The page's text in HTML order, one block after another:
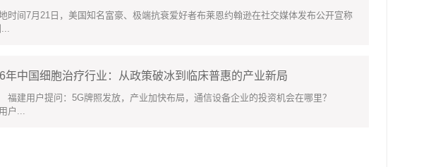
时间7月21日，美国知名富豪、极端抗衰爱好者布莱恩约翰逊在社交媒体发布公开宣称
...
年中国细胞治疗行业：从政策破冰到临床普惠的产业新局
用户提问：5G牌照发放，产业加快布局，通信设备企业的投资机会在哪里？
户...